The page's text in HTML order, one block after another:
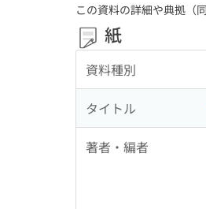
この資料の詳細や典拠（
紙
資料種別
タイトル
著者・編者